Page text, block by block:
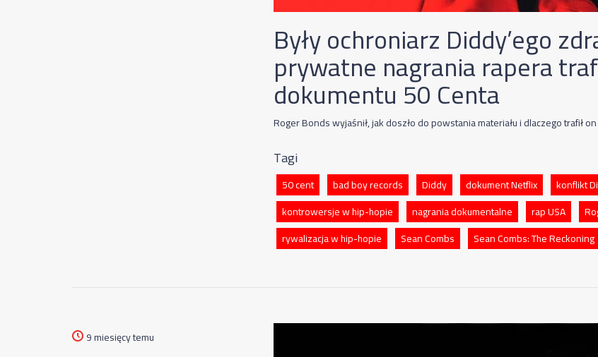
Były ochroniarz Diddy’ego
prywatne nagrania rapera
dokumentu 50 Centa
Roger Bonds wyjaśnił, jak doszło do powstania materiału i dlaczego trafił
Tagi
50 cent bad boy records Diddy dokument Netflix
konflikt
kontrowersje w hip-hopie
nagrania dokumentalne rap USA
rywalizacja w hip-hopie
Sean Combs Sean Combs: The Reckoning
9 miesięcy temu